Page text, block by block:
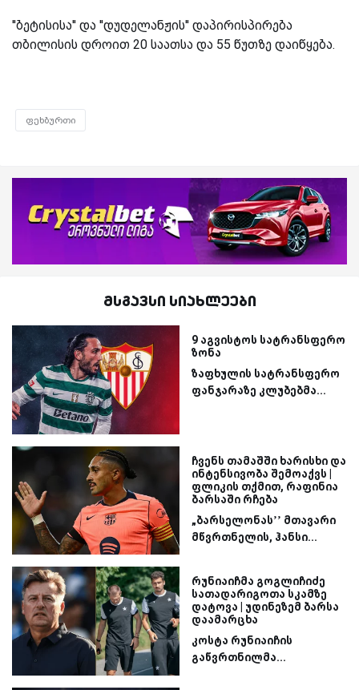
''ბეტისისა'' და ''დუდელანჟის'' დაპირისპირება
თბილისის დროით 20 საათსა და 55 წუთზე დაიწყება.
ფეხბურთი
მსგავსი სიახლეები
9 აგვისტოს სატრანსფერო
ზონა
ზაფხულის სატრანსფერო
ფანჯარაზე კლუბებმა...
ჩვენს თამაშში ხარისხი და
ინტენსივობა შემოაქვს |
ფლიკის თქმით, რაფინია
ბარსაში რჩება
„ბარსელონას’’ მთავარი
მწვრთნელის, ჰანსი...
რუნიაიჩმა გოგლიჩიძე
სათადარიგოთა სკამზე
დატოვა | უდინეზემ ბარსა
დაამარცხა
კოსტა რუნიაიჩის
გაწვრთნილმა...